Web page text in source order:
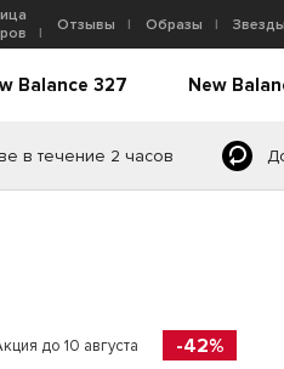
Отзывы Образы Звезды
Balance 327 New
в течение 2 часов
до 10 августа -42%